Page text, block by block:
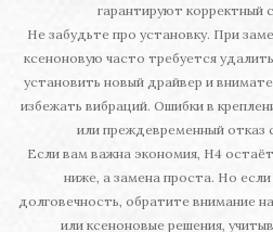
гарантируют корректный
Не забудьте про установку. При
ксеноновую часто требуется
установить новый драйвер и
избежать вибраций. Ошибки в
или преждевременный отказ
Если вам важна экономия, H4
ниже, а замена проста. Но
долговечность, обратите внимание
или ксеноновые решения,